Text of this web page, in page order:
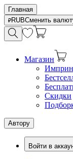
Главная
RUBСменить
Магазин
Скидки
Автору
Войти в